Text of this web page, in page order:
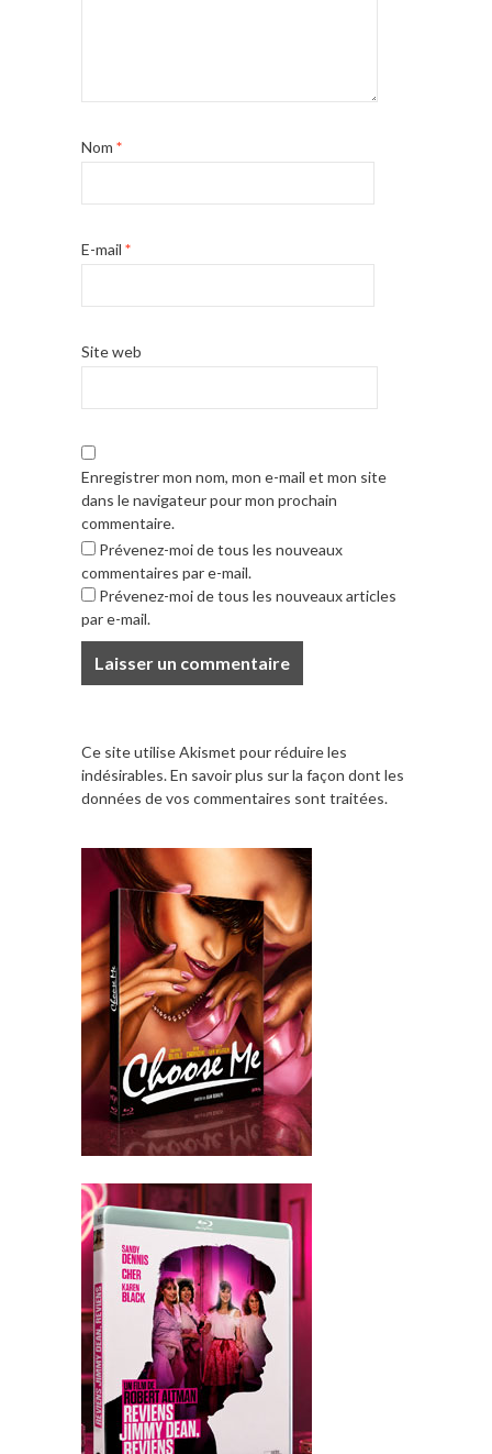
Nom *
E-mail *
Site web
Enregistrer mon nom, mon e-mail et mon site
dans le navigateur pour mon prochain
commentaire.
Prévenez-moi de tous les nouveaux
commentaires par e-mail.
Prévenez-moi de tous les nouveaux articles
par e-mail.
Ce site utilise Akismet pour réduire les
indésirables.En savoir plus sur la façon dont les
données de vos commentaires sont traitées.